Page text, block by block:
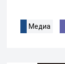
Медиа